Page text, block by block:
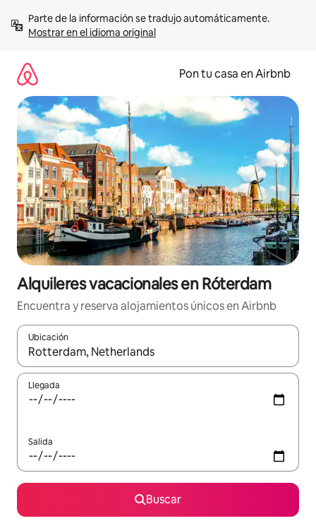
contenidoMostrar en el idioma original
Pon tu casa en Airbnb
Alquileres vacacionales en Róterdam
Encuentra y reserva alojamientos únicos en Airbnb
Ubicación
Cuando los resultados estén disponibles, navega con las
Llegada
Salida
Buscar